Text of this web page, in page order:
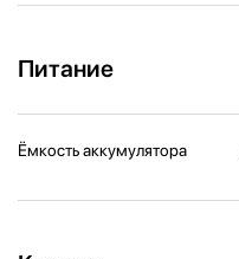
Питание
Ёмкость аккумулятора